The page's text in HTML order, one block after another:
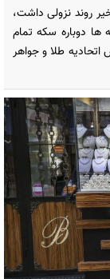
روند نزولی داشت،
ها دوباره سکه تمام
اتحادیه طلا و جواهر